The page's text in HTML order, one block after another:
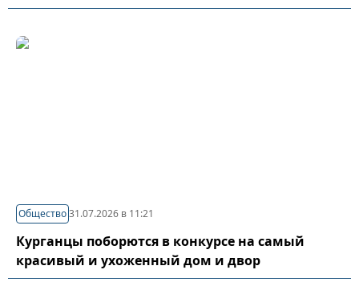
Общество31.07.2026 в 11:21
Курганцы поборются в конкурсе на самый
красивый и ухоженный дом и двор